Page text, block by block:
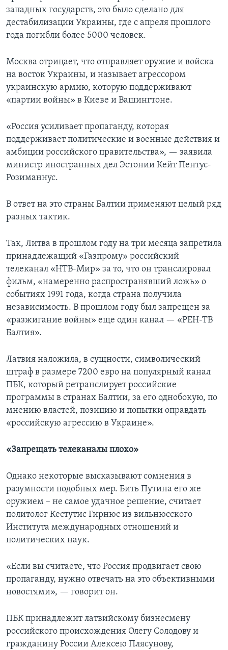
западных государств, это было сделано для
дестабилизации Украины, где с апреля прошлого
года погибли более 5000 человек.
Москва отрицает, что отправляет оружие и войска
на восток Украины, и называет агрессором
украинскую армию, которую поддерживают
«партии войны» в Киеве и Вашингтоне.
«Россия усиливает пропаганду, которая
поддерживает политические и военные действия и
амбиции российского правительства», — заявила
министр иностранных дел Эстонии Кейт Пентус-
Розиманнус.
В ответ на это страны Балтии применяют целый ряд
разных тактик.
Так, Литва в прошлом году на три месяца запретила
принадлежащий «Газпрому» российский
телеканал «НТВ-Мир» за то, что он транслировал
фильм, «намеренно распространявший ложь» о
событиях 1991 года, когда страна получила
независимость. В прошлом году был запрещен за
«разжигание войны» еще один канал — «РЕН-ТВ
Балтия».
Латвия наложила, в сущности, символический
штраф в размере 7200 евро на популярный канал
ПБК, который ретранслирует российские
программы в странах Балтии, за его однобокую, по
мнению властей, позицию и попытки оправдать
«российскую агрессию в Украине».
«Запрещать телеканалы плохо»
Однако некоторые высказывают сомнения в
разумности подобных мер. Бить Путина его же
оружием – не самое удачное решение, считает
политолог Кестутис Гирнюс из вильнюсского
Института международных отношений и
политических наук.
«Если вы считаете, что Россия продвигает свою
пропаганду, нужно отвечать на это объективными
новостями», — говорит он.
ПБК принадлежит латвийскому бизнесмену
российского происхождения Олегу Солодову и
гражданину России Алексею Плясунову,